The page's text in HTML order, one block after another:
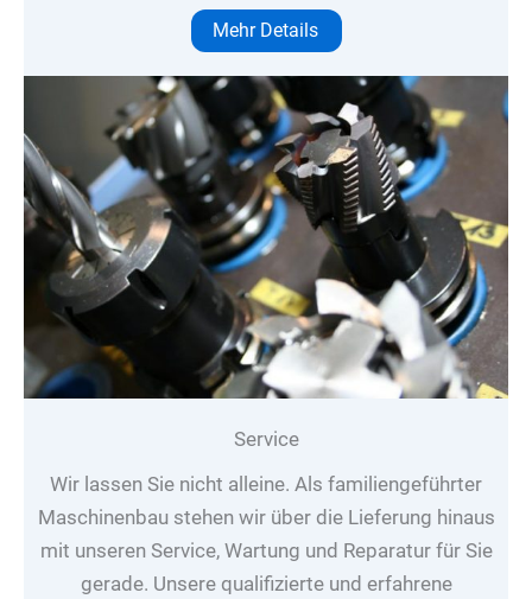
Mehr Details
Service
Wir lassen Sie nicht alleine. Als familiengeführter
Maschinenbau stehen wir über die Lieferung hinaus
mit unseren Service, Wartung und Reparatur für Sie
gerade. Unsere qualifizierte und erfahrene